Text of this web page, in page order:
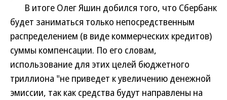
В итоге Олег Яшин добился того, что Сбербанк
будет заниматься только непосредственным
распределением (в виде коммерческих кредитов)
суммы компенсации. По его словам,
использование для этих целей бюджетного
триллиона "не приведет к увеличению денежной
эмиссии, так как средства будут направлены на